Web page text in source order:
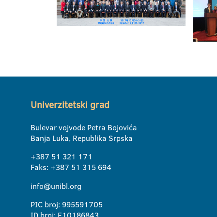
Univerzitetski grad
Bulevar vojvode Petra Bojovića
Banja Luka, Republika Srpska
+387 51 321 171
Faks: +387 51 315 694
info@unibl.org
PIC broj: 995591705